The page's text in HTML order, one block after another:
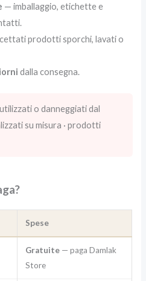
— imballaggio, etichette e
prodotti sporchi, lavati o
dalla consegna.
o danneggiati dal
su misura · prodotti
Spese
Gratuite — paga Damlak
Store